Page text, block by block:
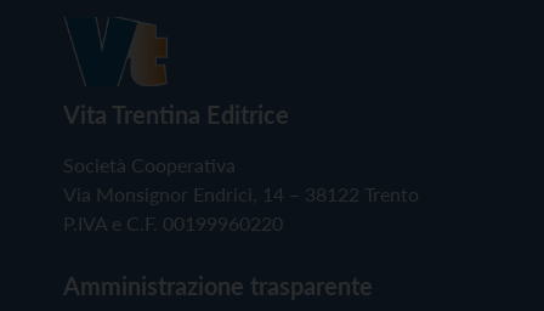
Vita Trentina Editrice
Società Cooperativa
Via Monsignor Endrici, 14 – 38122 Trento
P.IVA e C.F. 00199960220
Amministrazione trasparente